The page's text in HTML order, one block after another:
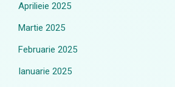
Aprilieie 2025
Martie 2025
Februarie 2025
Ianuarie 2025